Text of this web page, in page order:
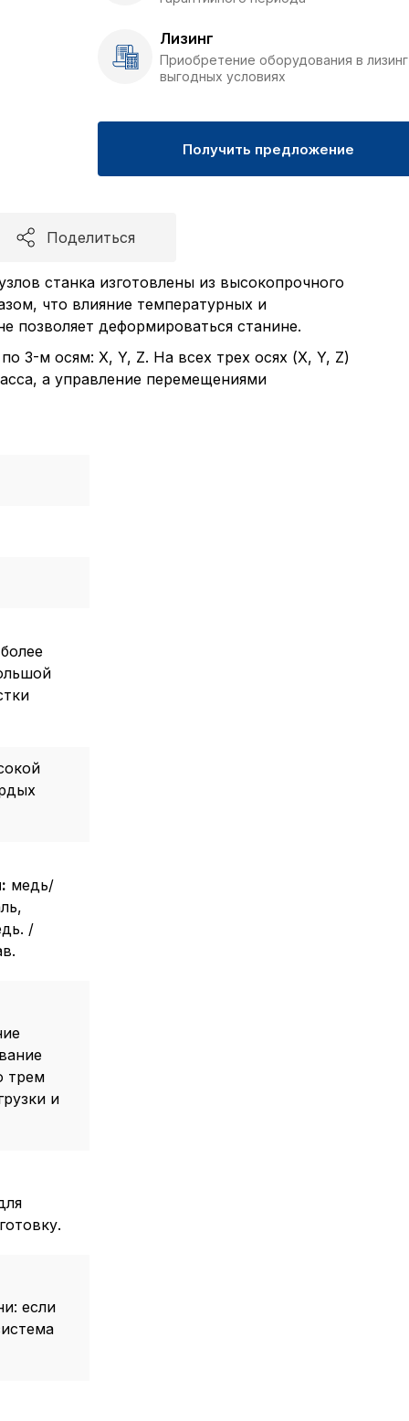
Лизинг
Приобретение оборудования в
выгодных условиях
Получить предложение
Поделиться
станка изготовлены из высокопрочного
что влияние температурных и
позволяет деформироваться станине.
3-м осям: X, Y, Z. На всех трех осях (X, Y, Z)
а управление перемещениями
медь/
/
трем
и
если